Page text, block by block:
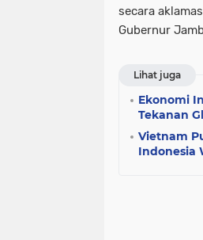
secara
Gubernur
Lihat juga
Ekonomi
Tekanan
Vietnam
Indonesia